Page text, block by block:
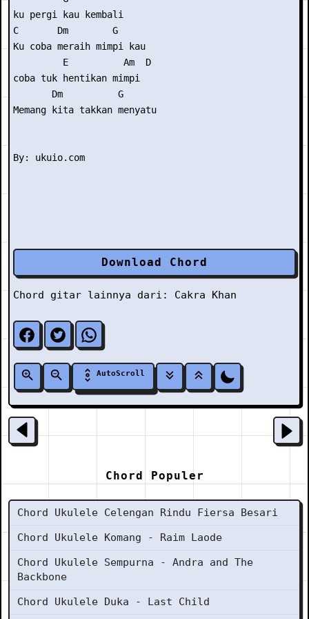
ku pergi kau kembali
C       Dm        G
Ku coba meraih mimpi kau
         E          Am  D
coba tuk hentikan mimpi
       Dm          G
Memang kita takkan menyatu
Download Chord
Chord gitar lainnya dari: Cakra Khan
AutoScroll
Chord Populer
Chord Ukulele Celengan Rindu Fiersa Besari
Chord Ukulele Komang - Raim Laode
Chord Ukulele Sempurna - Andra and The
Backbone
Chord Ukulele Duka - Last Child